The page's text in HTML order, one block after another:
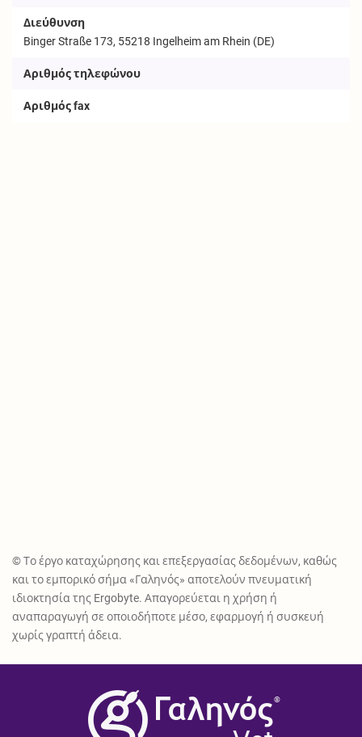
Διεύθυνση
Binger Straße 173, 55218 Ingelheim am Rhein (DE)
Αριθμός τηλεφώνου
Αριθμός fax
© Το έργο καταχώρησης και επεξεργασίας δεδομένων, καθώς
και το εμπορικό σήμα «Γαληνός» αποτελούν πνευματική
ιδιοκτησία της Ergobyte. Απαγορεύεται η χρήση ή
αναπαραγωγή σε οποιοδήποτε μέσο, εφαρμογή ή συσκευή
χωρίς γραπτή άδεια.
®